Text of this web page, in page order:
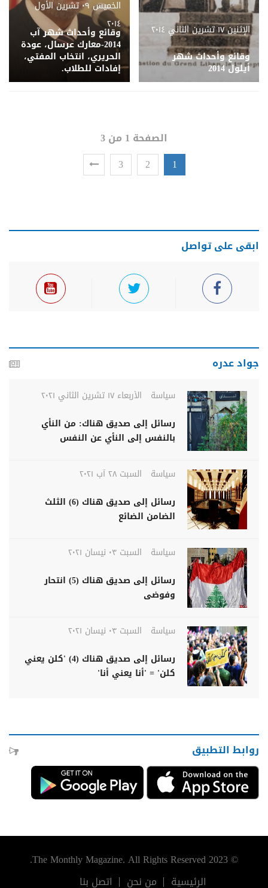
الإثنين ١٧ تشرين الثاني ٢٠١٤
وقائع وأحداث شهر
أيلول 2014
الخميس ٠٩ تشرين الأول
٢٠١٤
وقائع وأحداث شهر آب
2014-معارك عرسال، عودة
الحريري، انتخاب المفتي،
إفادات للطلاب.
الصفحة 1 من 3
1
2
3
ابقى على تواصل
جواد عدره
سياسة
الأربعاء ١٧ تشرين الثاني ٢٠٢١
رسائل إلى صديق هناك: من النأي
بالنفس إلى النأي عن النفس
سياسة
السبت ٢٨ آب ٢٠٢١
رسائل إلى صديق هناك (6) الثلث
الضامن الضائع
سياسة
السبت ٠٣ نيسان ٢٠٢١
رسائل إلى صديق هناك (5) انتحار
وفوضى
سياسة
السبت ٠٣ نيسان ٢٠٢١
رسائل إلى صديق هناك (4) 'كلن يعني
كلن' = 'أنا يعني أنا'
روابط التطبيق
© 2023 The Monthly Magazine. All Rights Reserved.
الرئيسية
من نحن اتصل بنا